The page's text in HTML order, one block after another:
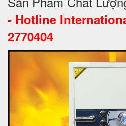
- Hotline
2770404